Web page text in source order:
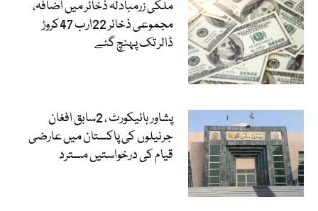
ملکی زرمبادلہ ذخائر میں اضافہ،
مجموعی ذخائر 22ارب 47کروڑ
ڈالر تک پہنچ گئے
پشاور ہائیکورٹ ، 2سابق افغان
جرنیلوں کی پاکستان میں عارضی
قیام کی درخواستیں مسترد